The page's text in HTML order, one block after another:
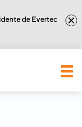
de Evertec